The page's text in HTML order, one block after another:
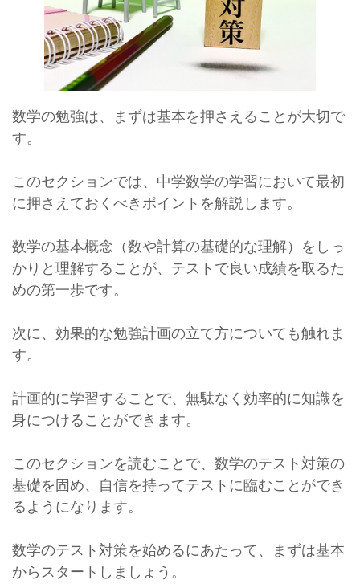
数学の勉強は、まずは基本を押さえることが大切で
す。
このセクションでは、中学数学の学習において最初
に押さえておくべきポイントを解説します。
数学の基本概念（数や計算の基礎的な理解）をしっ
かりと理解することが、テストで良い成績を取るた
めの第一歩です。
次に、効果的な勉強計画の立て方についても触れま
す。
計画的に学習することで、無駄なく効率的に知識を
身につけることができます。
このセクションを読むことで、数学のテスト対策の
基礎を固め、自信を持ってテストに臨むことができ
るようになります。
数学のテスト対策を始めるにあたって、まずは基本
からスタートしましょう。